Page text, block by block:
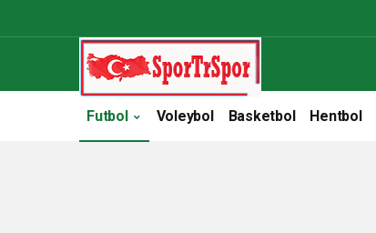
Futbol Voleybol Basketbol Hentbol